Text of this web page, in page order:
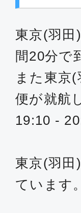
東京(羽田
間20分で
また東京
便が就航
19:10 -
東京(羽田
ています。